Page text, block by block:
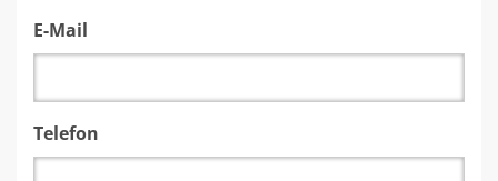
E-Mail
Telefon